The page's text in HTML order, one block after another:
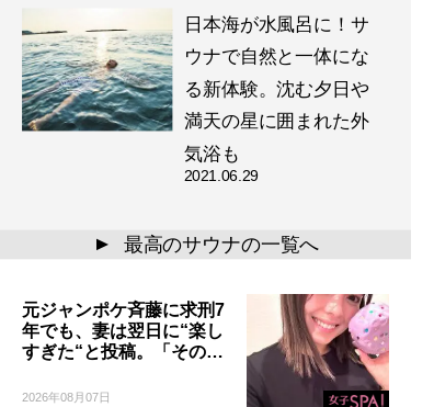
日本海が水風呂に！サ
ウナで自然と一体にな
る新体験。沈む夕日や
満天の星に囲まれた外
気浴も
2021.06.29
▲ 最高のサウナの一覧へ
元ジャンポケ斉藤に求刑7
年でも、妻は翌日に“楽し
すぎた“と投稿。「その…
2026年08月07日